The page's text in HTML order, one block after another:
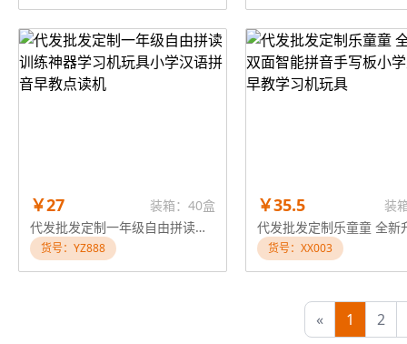
￥27
装箱：40盒
代发批发定制一年级自由拼读训练神器学习机玩具小学汉语拼音早教点读机
货号：YZ888
￥35.5 装
货号：XX003
« 1 2